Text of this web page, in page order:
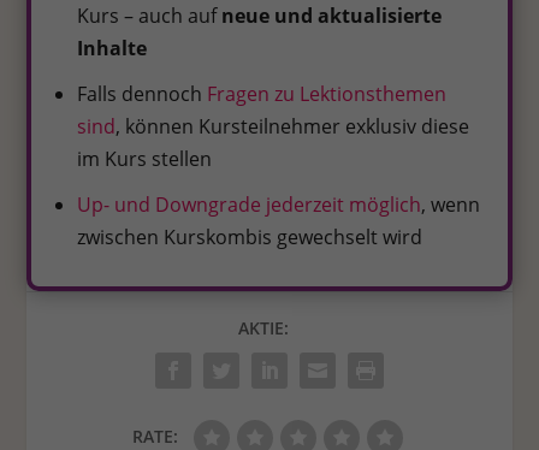
Kurs – auch aufneue und aktualisierte
Inhalte
Falls dennoch Fragen zu Lektionsthemen
sind, können Kursteilnehmer exklusiv diese
im Kurs stellen
Up- und Downgrade jederzeit möglich, wenn
zwischen Kurskombis gewechselt wird
AKTIE:
RATE: